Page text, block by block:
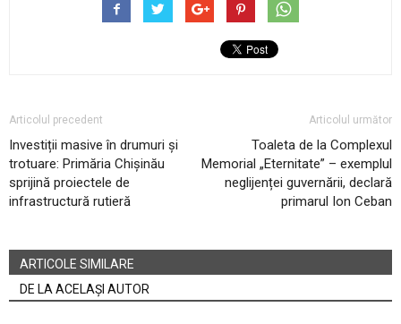
Articolul precedent
Investiții masive în drumuri și
trotuare: Primăria Chișinău
sprijină proiectele de
infrastructură rutieră
Articolul următor
Toaleta de la Complexul
Memorial „Eternitate” – exemplul
neglijenței guvernării, declară
primarul Ion Ceban
ARTICOLE SIMILARE
DE LA ACELAȘI AUTOR